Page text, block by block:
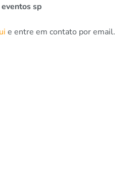
sp
e entre em contato por email.